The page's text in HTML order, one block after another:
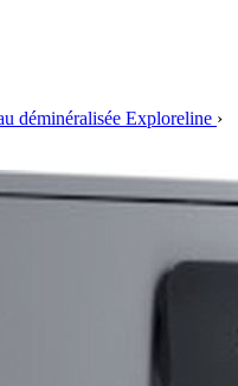
déminéralisée Exploreline ›